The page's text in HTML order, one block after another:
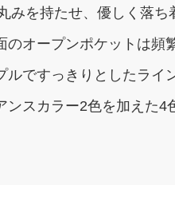
を持たせ、優しく落ち
オープンポケットは頻
ですっきりとしたラ
スカラー2色を加えた